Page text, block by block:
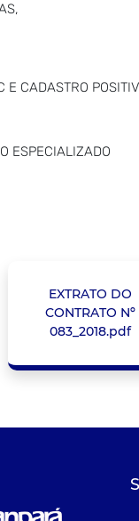
E CADASTRO
ESPECIALIZADO
EXTRATO DO
CONTRATO Nº
083_2018.pdf